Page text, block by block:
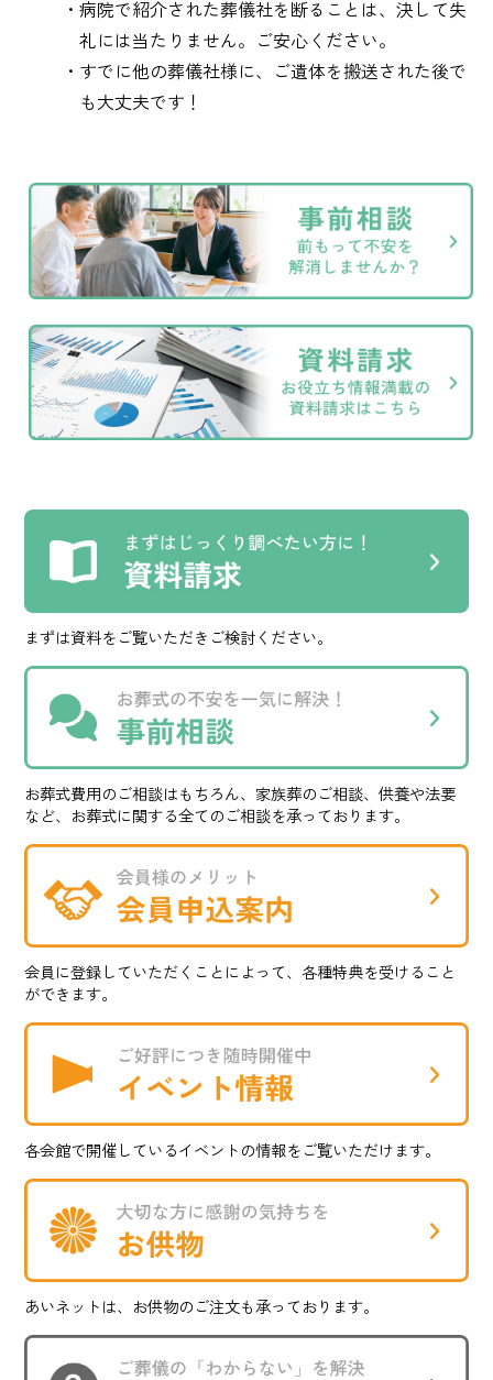
・病院で紹介された葬儀社を断ることは、決して失
礼には当たりません。ご安心ください。
・すでに他の葬儀社様に、ご遺体を搬送された後で
も大丈夫です！
まずは資料をご覧いただきご検討ください。
お葬式費用のご相談はもちろん、家族葬のご相談、供養や法要
など、お葬式に関する全てのご相談を承っております。
会員に登録していただくことによって、各種特典を受けること
ができます。
各会館で開催しているイベントの情報をご覧いただけます。
あいネットは、お供物のご注文も承っております。